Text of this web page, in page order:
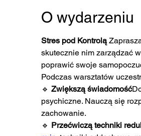
O wydarzeniu
Stres pod Kontrolą
skutecznie nim zarządzać
poprawić swoje
Podczas warsztatów
🔹 Zwiększą świadomość
psychiczne. Nauczą się
zachowanie.
🔹 Przećwiczą techniki